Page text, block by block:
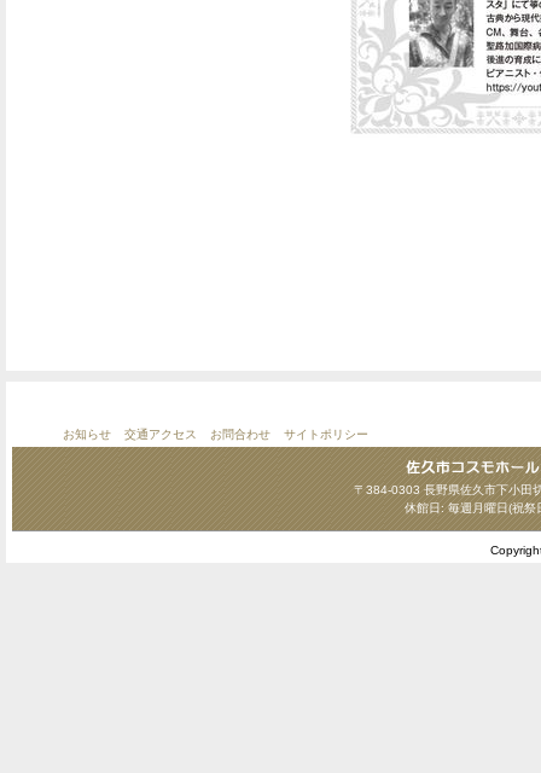
お知らせ 交通アクセス お問合わせ サイトポリシー
〒384-0303 長野県佐久市下小
休館日: 毎週月曜日(祝